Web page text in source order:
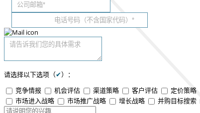
请选择以下选项（✔）：
竞争情报
机会评估 渠道策略 客户评估
定价策略
市场进入战略
市场推广战略 增长战略 并购目标搜索